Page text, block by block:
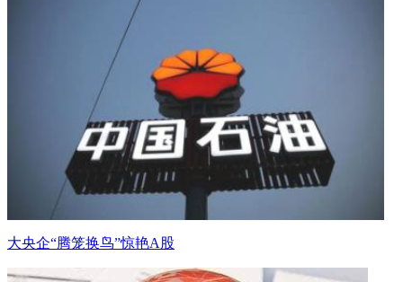
大央企“腾笼换鸟”惊艳A股